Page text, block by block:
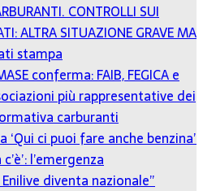
CONTROLLI SUI
ALTRA SITUAZIONE GRAVE MA
stampa
conferma: FAIB, FEGICA e
più rappresentative dei
carburanti
‘Qui ci puoi fare anche benzina’
l’emergenza
diventa nazionale”